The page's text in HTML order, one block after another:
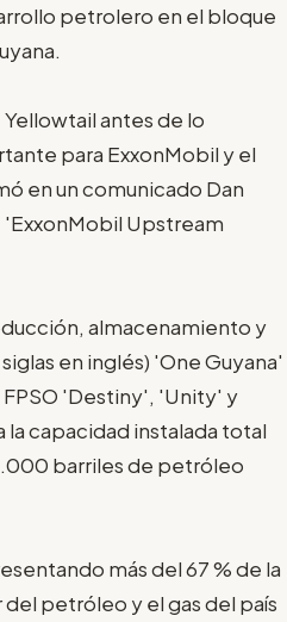
petrolero en el bloque
antes de lo
para ExxonMobil y el
en un comunicado Dan
Upstream
almacenamiento y
en inglés) 'One Guyana'
FPSO 'Destiny', 'Unity' y
capacidad instalada total
barriles de petróleo
más del 67 % de la
petróleo y el gas del país